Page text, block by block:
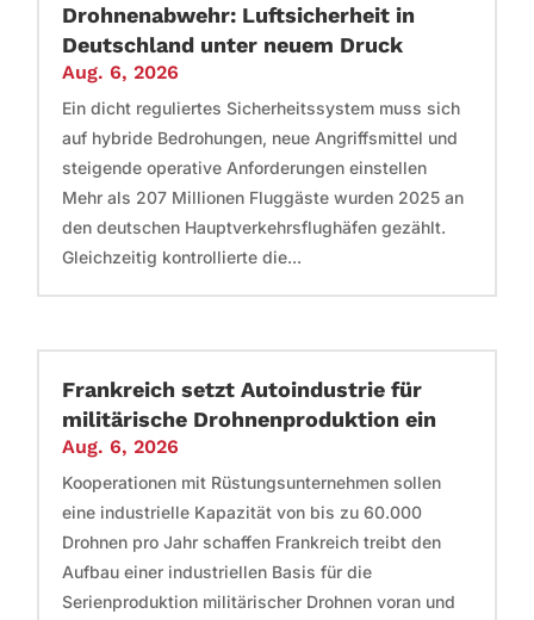
Drohnenabwehr: Luftsicherheit in
Deutschland unter neuem Druck
Aug. 6, 2026
Ein dicht reguliertes Sicherheitssystem muss sich
auf hybride Bedrohungen, neue Angriffsmittel und
steigende operative Anforderungen einstellen
Mehr als 207 Millionen Fluggäste wurden 2025 an
den deutschen Hauptverkehrsflughäfen gezählt.
Gleichzeitig kontrollierte die...
Frankreich setzt Autoindustrie für
militärische Drohnenproduktion ein
Aug. 6, 2026
Kooperationen mit Rüstungsunternehmen sollen
eine industrielle Kapazität von bis zu 60.000
Drohnen pro Jahr schaffen Frankreich treibt den
Aufbau einer industriellen Basis für die
Serienproduktion militärischer Drohnen voran und